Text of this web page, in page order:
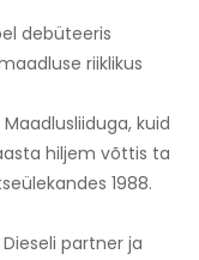
debüteeris
riiklikus
kuid
hiljem võttis ta
1988.
partner ja